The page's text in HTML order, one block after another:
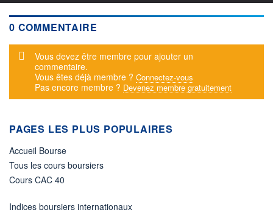
0 COMMENTAIRE
Message d'alerte
Vous devez être membre pour ajouter un
commentaire.
Vous êtes déjà membre ? Connectez-vous
Pas encore membre ? Devenez membre gratuitement
PAGES LES PLUS POPULAIRES
Accueil Bourse
Tous les cours boursiers
Cours CAC 40
Indices boursiers internationaux